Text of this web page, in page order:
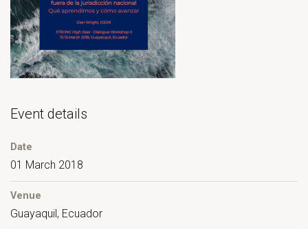
Event details
Date
01 March 2018
Venue
Guayaquil, Ecuador